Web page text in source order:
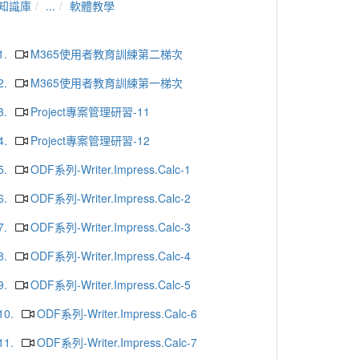
識庫 ... 軟體教學
M365使用者教育訓練第二梯次
M365使用者教育訓練第一梯次
Project專案管理研習-11
Project專案管理研習-12
ODF系列-Writer.Impress.Calc-1
ODF系列-Writer.Impress.Calc-2
ODF系列-Writer.Impress.Calc-3
ODF系列-Writer.Impress.Calc-4
ODF系列-Writer.Impress.Calc-5
ODF系列-Writer.Impress.Calc-6
ODF系列-Writer.Impress.Calc-7